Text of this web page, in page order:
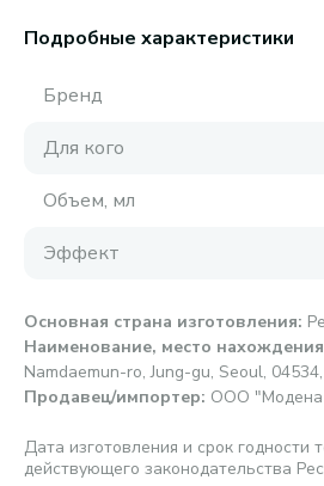
Подробные характеристики
Бренд
Для кого
Объем, мл
Эффект
Основная страна изготовления:
Наименование, место
Namdaemun-ro, Jung-gu, Seoul,
Продавец/импортер: ООО "Модена
Дата изготовления и срок годности
действующего законодательства